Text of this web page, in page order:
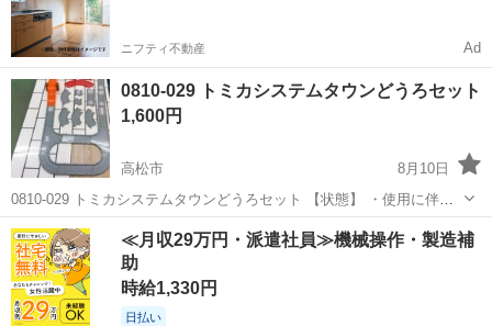
ニフティ不動産 Ad
0810-029 トミカシステムタウンどうろセット
1,600円
高松市
8月10日
0810-029 トミカシステムタウンどうろセット 【状態】 ・使用に伴う
多少のスレ、キズ、落としきれない汚れなどございます ・詳細は現地
でご確認ください ・お値引きは出来かねますのでご了承願います ※中
古...
香川 高松市 おもちゃ どうろ
≪月収29万円・派遣社員≫機械操作・製造補
助
時給1,330円
日払い